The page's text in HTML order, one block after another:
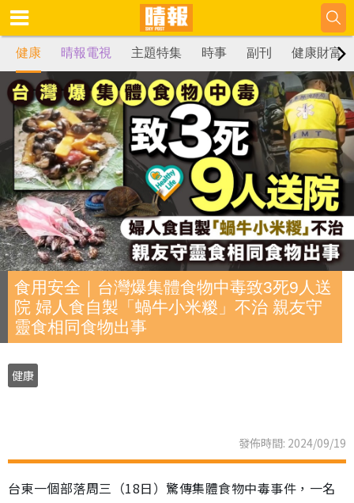
健康 晴報電視 主題特集 時事 副刊 健康財富
食用安全｜台灣爆集體食物中毒致3死9人送
院 婦人食自製「蝸牛小米糉」不治 親友守
靈食相同食物出事
健康
發佈時間: 2024/09/19
台東一個部落周三（18日）驚傳集體食物中毒事件，一名